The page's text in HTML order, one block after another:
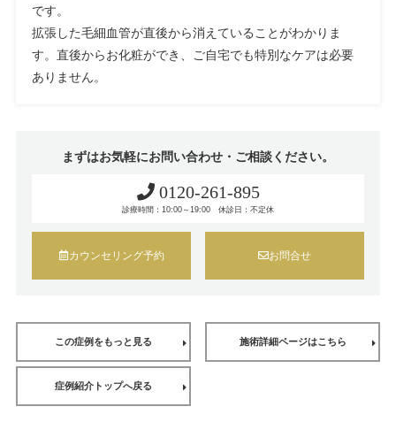
です。
拡張した毛細血管が直後から消えていることがわかりま
す。直後からお化粧ができ、ご自宅でも特別なケアは必要
ありません。
まずはお気軽にお問い合わせ・ご相談ください。
0120-261-895
診療時間：10:00～19:00 休診日：不定休
カウンセリング予約 お問合せ
この症例をもっと見る 施術詳細ページはこちら
症例紹介トップへ戻る